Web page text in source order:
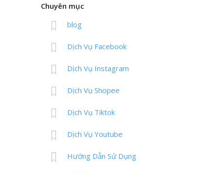
Chuyên mục
blog
Dịch Vụ Facebook
Dịch Vụ Instagram
Dịch Vụ Shopee
Dịch Vụ Tiktok
Dịch Vụ Youtube
Hướng Dẫn Sử Dụng